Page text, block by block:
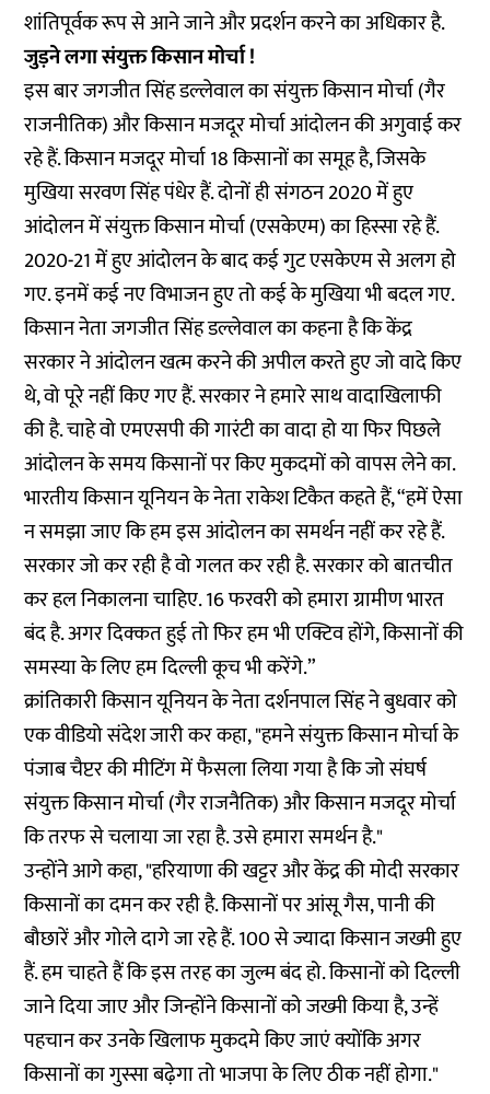
शांतिपूर्वक रूप से आने जाने और प्रदर्शन करने का अधिकार है.
जुड़ने लगा संयुक्त किसान मोर्चा !
इस बार जगजीत सिंह डल्लेवाल का संयुक्त किसान मोर्चा (गैर
राजनीतिक) और किसान मजदूर मोर्चा आंदोलन की अगुवाई कर
रहे हैं. किसान मजदूर मोर्चा 18 किसानों का समूह है, जिसके
मुखिया सरवण सिंह पंधेर हैं. दोनों ही संगठन 2020 में हुए
आंदोलन में संयुक्त किसान मोर्चा (एसकेएम) का हिस्सा रहे हैं.
2020-21 में हुए आंदोलन के बाद कई गुट एसकेएम से अलग हो
गए. इनमें कई नए विभाजन हुए तो कई के मुखिया भी बदल गए.
किसान नेता जगजीत सिंह डल्लेवाल का कहना है कि केंद्र
सरकार ने आंदोलन खत्म करने की अपील करते हुए जो वादे किए
थे, वो पूरे नहीं किए गए हैं. सरकार ने हमारे साथ वादाखिलाफी
की है. चाहे वो एमएसपी की गारंटी का वादा हो या फिर पिछले
आंदोलन के समय किसानों पर किए मुकदमों को वापस लेने का.
भारतीय किसान यूनियन के नेता राकेश टिकैत कहते हैं, “हमें ऐसा
न समझा जाए कि हम इस आंदोलन का समर्थन नहीं कर रहे हैं.
सरकार जो कर रही है वो गलत कर रही है. सरकार को बातचीत
कर हल निकालना चाहिए. 16 फरवरी को हमारा ग्रामीण भारत
बंद है. अगर दिक्कत हुई तो फिर हम भी एक्टिव होंगे, किसानों की
समस्या के लिए हम दिल्ली कूच भी करेंगे.”
क्रांतिकारी किसान यूनियन के नेता दर्शनपाल सिंह ने बुधवार को
एक वीडियो संदेश जारी कर कहा, "हमने संयुक्त किसान मोर्चा के
पंजाब चैप्टर की मीटिंग में फैसला लिया गया है कि जो संघर्ष
संयुक्त किसान मोर्चा (गैर राजनैतिक) और किसान मजदूर मोर्चा
कि तरफ से चलाया जा रहा है. उसे हमारा समर्थन है."
उन्होंने आगे कहा, "हरियाणा की खट्टर और केंद्र की मोदी सरकार
किसानों का दमन कर रही है. किसानों पर आंसू गैस, पानी की
बौछारें और गोले दागे जा रहे हैं. 100 से ज्यादा किसान जख्मी हुए
हैं. हम चाहते हैं कि इस तरह का जुल्म बंद हो. किसानों को दिल्ली
जाने दिया जाए और जिन्होंने किसानों को जख्मी किया है, उन्हें
पहचान कर उनके खिलाफ मुकदमे किए जाएं क्योंकि अगर
किसानों का गुस्सा बढ़ेगा तो भाजपा के लिए ठीक नहीं होगा."